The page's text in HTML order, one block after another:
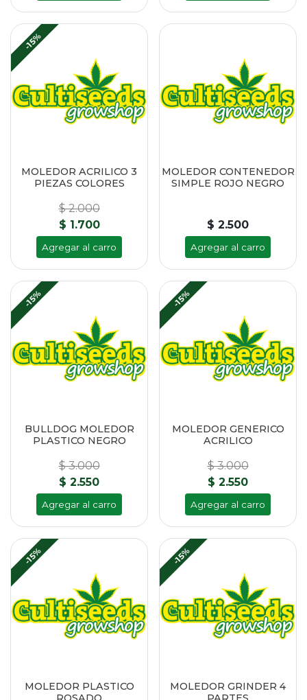
-15%
MOLEDOR ACRILICO 3
PIEZAS COLORES
$ 2.000
$ 1.700
Agregar al carro
MOLEDOR CONTENEDOR
SIMPLE ROJO NEGRO
$ 2.500
Agregar al carro
-15%
BULLDOG MOLEDOR
PLASTICO NEGRO
$ 3.000
$ 2.550
Agregar al carro
-15%
MOLEDOR GENERICO
ACRILICO
$ 3.000
$ 2.550
Agregar al carro
-15%
MOLEDOR PLASTICO
-15%
MOLEDOR GRINDER 4